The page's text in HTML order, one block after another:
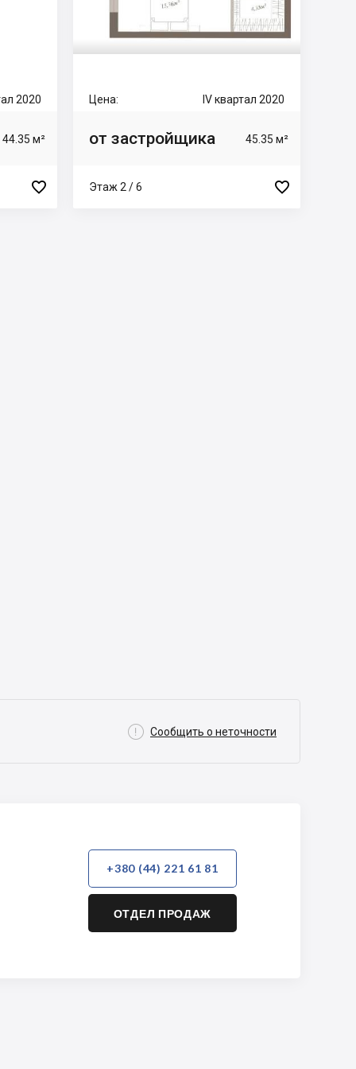
2020
44.35 м²

Цена: IV квартал 2020
от застройщика 45.35 м²
Этаж 2 / 6 
 Сообщить о неточности
+380 (44) 221 61 81
ОТДЕЛ ПРОДАЖ